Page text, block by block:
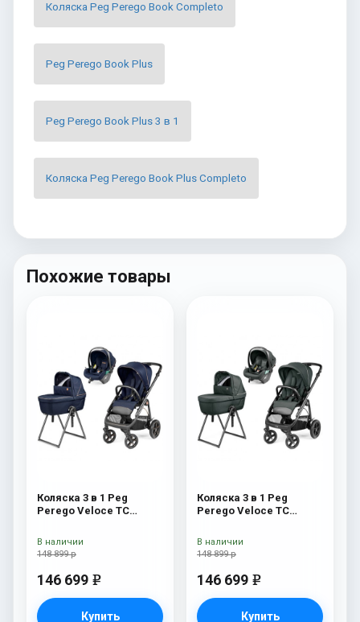
Коляска Peg Perego Book Completo
Peg Perego Book Plus
Peg Perego Book Plus 3 в 1
Коляска Peg Perego Book Plus Completo
Похожие товары
Коляска 3 в 1 Peg
Perego Veloce TC
Shine New
148 899 р
146 699 e
Купить
В наличии
Коляска 3 в 1 Peg
Perego Veloce TC
New
148 899 р
146 699 e
Купить
В наличии